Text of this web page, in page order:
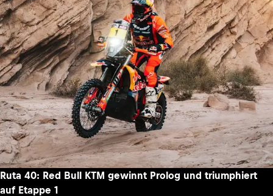
Ruta 40: Red Bull KTM gewinnt Prolog und triumphiert
auf Etappe 1